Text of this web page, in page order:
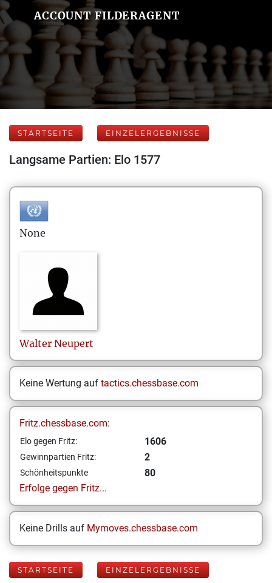
ACCOUNT FILDERAGENT
STARTSEITE EINZELERGEBNISSE
Langsame Partien: Elo 1577
None
Walter Neupert
Keine Wertung auf tactics.chessbase.com
Fritz.chessbase.com:
Elo gegen Fritz: 1606
Gewinnpartien Fritz: 2
Schönheitspunkte
80
Erfolge gegen Fritz...
Keine Drills auf Mymoves.chessbase.com
STARTSEITE EINZELERGEBNISSE